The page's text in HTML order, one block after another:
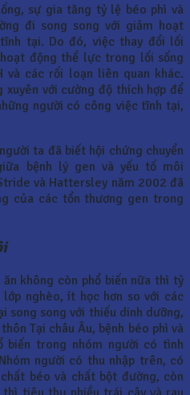
sự gia tăng tỷ lệ béo phì và
đi song song với giảm hoạt
tại. Do đó, việc thay đổi lối
động thể lực trong lối sống
và các rối loạn liên quan khác.
với cường độ thích hợp để
người có công việc tĩnh tại,
ta đã biết hội chứng chuyển
bệnh lý gen và yếu tố môi
và Hattersley năm 2002 đã
của các tổn thương gen trong
không còn phổ biến nữa thì tỷ
nghèo, ít học hơn so với các
song song với thiếu dinh dưỡng,
Tại châu Âu, bệnh béo phì và
biến trong nhóm người có tình
người có thu nhập trên, có
béo và chất bột đường, còn